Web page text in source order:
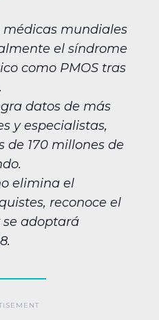
médicas mundiales
el síndrome
como PMOS tras
datos de más
y especialistas,
170 millones de
elimina el
reconoce el
adoptará